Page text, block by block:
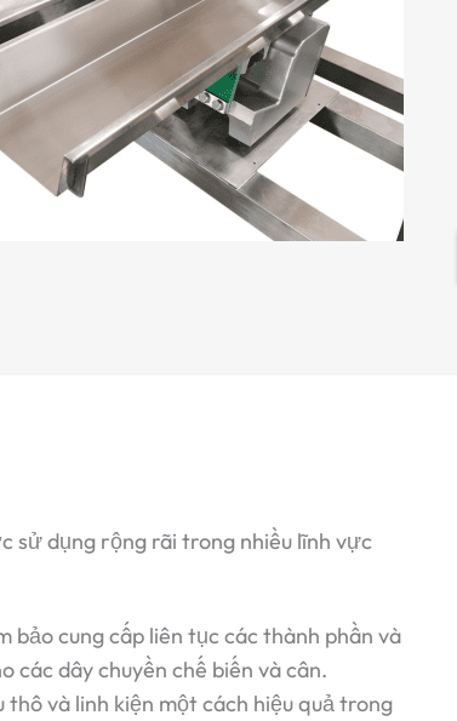
sử dụng rộng rãi trong nhiều lĩnh vực
bảo cung cấp liên tục các thành phần và
các dây chuyền chế biến và cân.
thô và linh kiện một cách hiệu quả trong